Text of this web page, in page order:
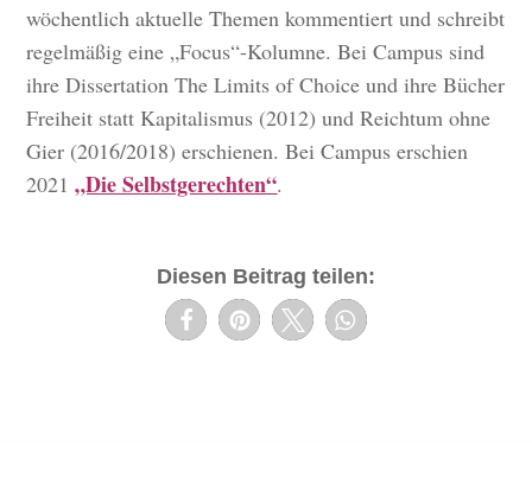
wöchentlich aktuelle Themen kommentiert und schreibt
regelmäßig eine „Focus“-Kolumne. Bei Campus sind
ihre Dissertation The Limits of Choice und ihre Bücher
Freiheit statt Kapitalismus (2012) und Reichtum ohne
Gier (2016/2018) erschienen. Bei Campus erschien
2021„Die Selbstgerechten“.
Diesen Beitrag teilen: